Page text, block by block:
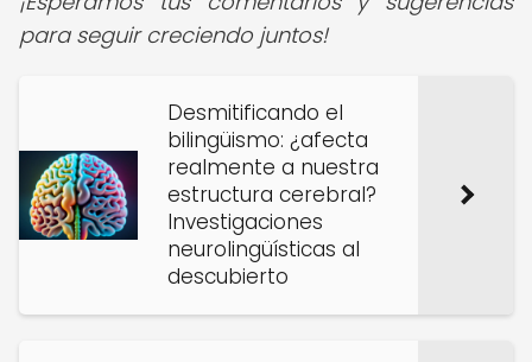
para seguir creciendo juntos!
Desmitificando el
bilingüismo: ¿afecta
realmente a nuestra
estructura cerebral?
Investigaciones
neurolingüísticas al
descubierto